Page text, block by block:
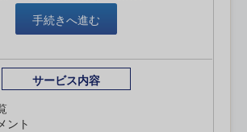
手続きへ進む
サービス内容
ント